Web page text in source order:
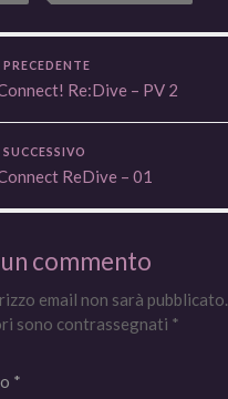
Re:Dive – PV 2
ReDive – 01
un commento
email non sarà pubblicato.
sono contrassegnati *
*